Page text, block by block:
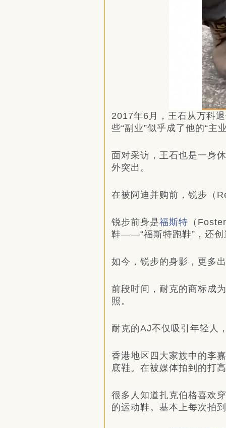
2017年6月，王石从万科
些“副业”似乎成了他的“
面对采访，王石也是一身
外突出。
在被阿迪并购前，锐步（
锐步前身是福斯特 （
鞋——“福斯特跑鞋”，还创
如今，锐步的身影，更多
前段时间，耐克的商标成
照。
耐克的AJ不仅吸引年轻人
香港地区四大家族中的李
底鞋。在被媒体拍到的打
很多人知道扎克伯格喜欢
的运动鞋。基本上每次拍